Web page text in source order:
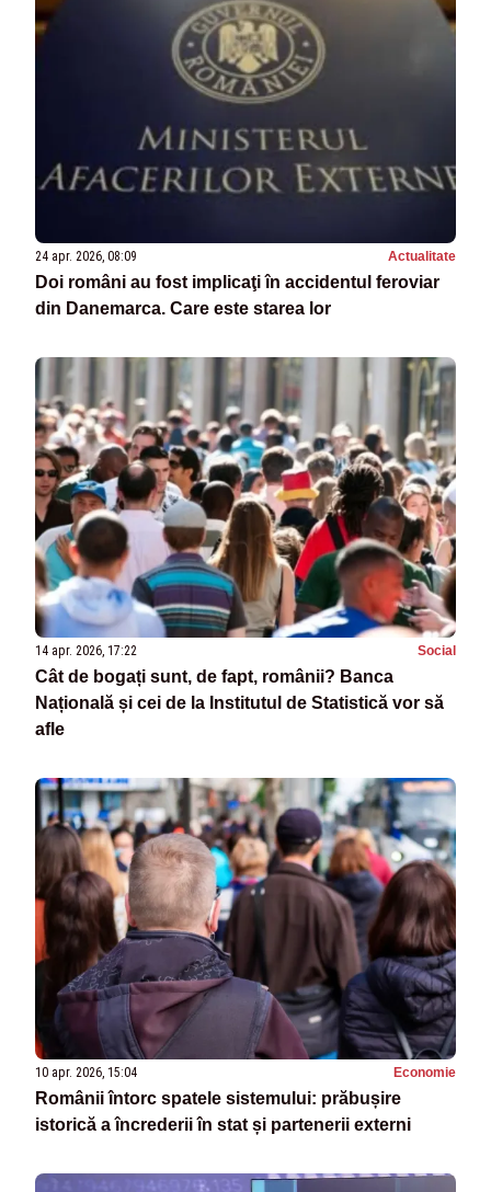
24 apr. 2026, 08:09 Actualitate
Doi români au fost implicaţi în accidentul feroviar
din Danemarca. Care este starea lor
14 apr. 2026, 17:22 Social
Cât de bogați sunt, de fapt, românii? Banca
Națională și cei de la Institutul de Statistică vor să
afle
10 apr. 2026, 15:04 Economie
Românii întorc spatele sistemului: prăbușire
istorică a încrederii în stat și partenerii externi